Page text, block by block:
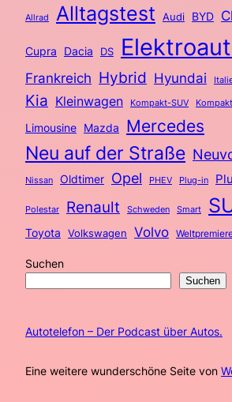
Allrad Alltagstest Audi BYD
Cupra Dacia DS
Frankreich Hybrid Hyundai
Kia Kleinwagen Kompakt-SUV
Limousine Mazda Mercedes
Neu auf der Straße
Nissan Oldtimer Opel PHEV Plug-in
Polestar Renault Schweden Smart
Toyota Volkswagen Volvo
Suchen
Suchen
Autotelefon – Der Podcast über Autos.
Eine weitere wunderschöne Seite von